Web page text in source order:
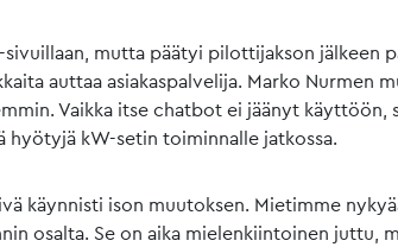
mutta päätyi pilottijakson jälkeen
auttaa asiakaspalvelija. Marko Nurmen
Vaikka itse chatbot ei jäänyt käyttöön,
kW-setin toiminnalle jatkossa.
käynnisti ison muutoksen. Mietimme
osalta. Se on aika mielenkiintoinen juttu,